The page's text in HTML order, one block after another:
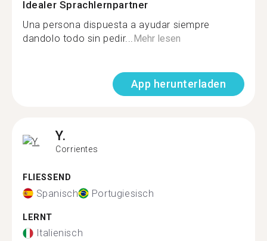
Idealer Sprachlernpartner
Una persona dispuesta a ayudar siempre
dandolo todo sin pedir...Mehr lesen
App herunterladen
Y.
Corrientes
FLIESSEND
Spanisch Portugiesisch
LERNT
Italienisch